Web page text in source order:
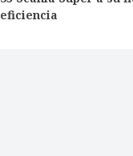
eficiencia